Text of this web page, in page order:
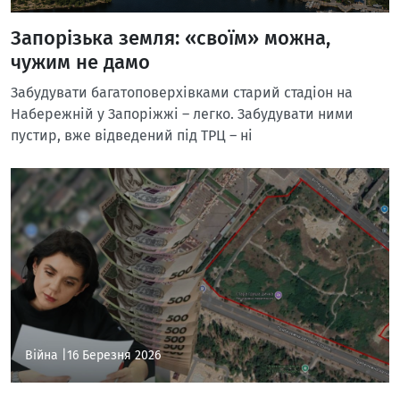
Запорізька земля: «своїм» можна,
чужим не дамо
Забудувати багатоповерхівками старий стадіон на
Набережній у Запоріжжі – легко. Забудувати ними
пустир, вже відведений під ТРЦ – ні
Війна | 16 Березня 2026